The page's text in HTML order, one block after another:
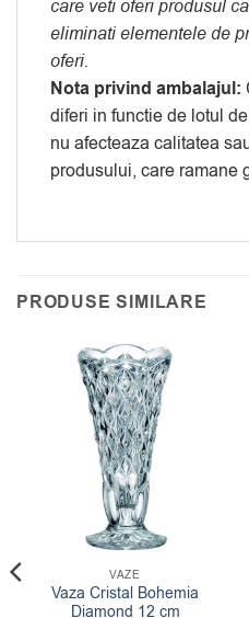
care veti oferi produsul
eliminati elementele de
oferi.
Nota privind ambalajul:
diferi in functie de lotul
nu afecteaza calitatea
produsului, care ramane
PRODUSE SIMILARE
VAZE
Vaza Cristal Bohemia
Diamond 12 cm